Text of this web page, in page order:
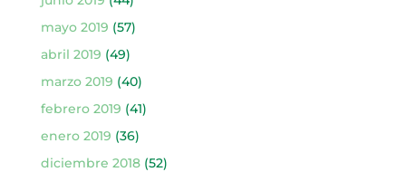
mayo 2019 (57)
abril 2019 (49)
marzo 2019 (40)
febrero 2019 (41)
enero 2019 (36)
diciembre 2018(52)